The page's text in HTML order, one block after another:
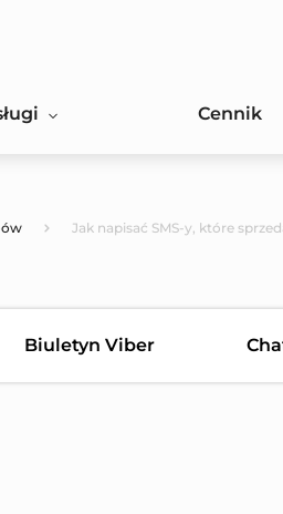
Cennik
ów Jak napisać SMS-y, które
Biuletyn Viber